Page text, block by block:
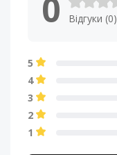
0 Відгуки (0)
5
4
3
2
1